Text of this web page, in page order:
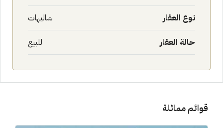
نوع العقار شاليهات
حالة العقار للبيع
قوائم مماثلة